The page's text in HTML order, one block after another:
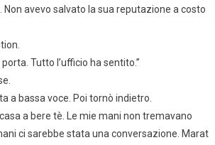
avevo salvato la sua reputazione a costo
Tutto l’ufficio ha sentito.”
a bassa voce. Poi tornò indietro.
a bere tè. Le mie mani non tremavano
ci sarebbe stata una conversazione. Marat